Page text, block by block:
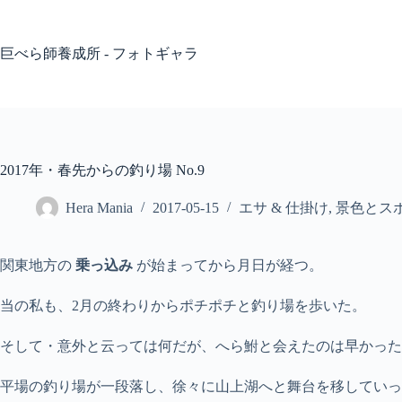
テ
ン
プ
巨べら師養成所 - フォトギャラ
2017年・春先からの釣り場 No.9
Hera Mania 2017-05-15 エサ & 仕掛け, 景色とス
関東地方の 乗っ込み が始まってから月日が経つ。
当の私も、2月の終わりからポチポチと釣り場を歩いた。
そして・意外と云っては何だが、へら鮒と会えたのは早かっ
平場の釣り場が一段落し、徐々に山上湖へと舞台を移していっ